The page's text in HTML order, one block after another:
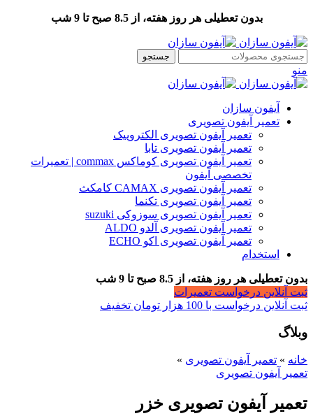
بدون تعطیلی هر روز هفته، از 8.5 صبح تا 9 شب
جستجو
منو
آیفون سازان
تعمیر آیفون تصویری
تعمیر آیفون تصویری الکتروپیک
تعمیر آیفون تصویری تابا
تعمیر آیفون تصویری کوماکس commax | تعمیرات
تخصصی آیفون
تعمیر آیفون تصویری CAMAX کامکث
تعمیر آیفون تصویری تکنما
تعمیر آیفون تصویری سوزوکی suzuki
تعمیر آیفون تصویری آلدو ALDO
تعمیر آیفون تصویری اکو ECHO
استخدام
بدون تعطیلی هر روز هفته، از 8.5 صبح تا 9 شب
ثبت آنلاین درخواست تعمیرات
ثبت آنلاین درخواست با 100 هزار تومان تخفیف
وبلاگ
خانه » تعمیر آیفون تصویری »
تعمیر آیفون تصویری
تعمیر آیفون تصویری خزر